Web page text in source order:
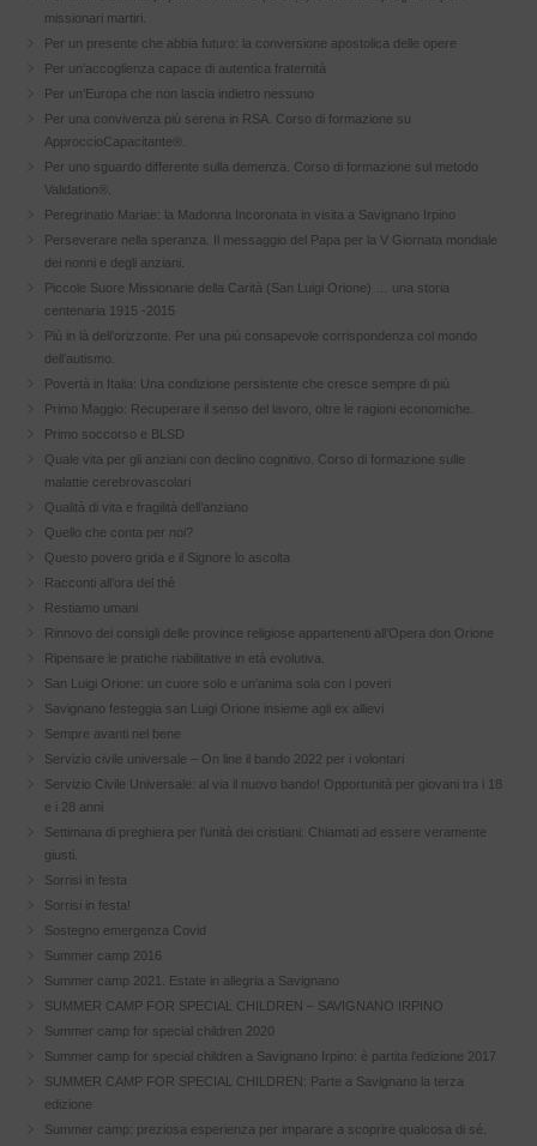
missionari martiri.
Per un presente che abbia futuro: la conversione apostolica delle opere
Per un’accoglienza capace di autentica fraternità
Per un’Europa che non lascia indietro nessuno
Per una convivenza più serena in RSA. Corso di formazione su
ApproccioCapacitante®.
Per uno sguardo differente sulla demenza. Corso di formazione sul metodo
Validation®.
Peregrinatio Mariae: la Madonna Incoronata in visita a Savignano Irpino
Perseverare nella speranza. Il messaggio del Papa per la V Giornata mondiale
dei nonni e degli anziani.
Piccole Suore Missionarie della Carità (San Luigi Orione) … una storia
centenaria 1915 -2015
Più in là dell’orizzonte. Per una più consapevole corrispondenza col mondo
dell’autismo.
Povertà in Italia: Una condizione persistente che cresce sempre di più
Primo Maggio: Recuperare il senso del lavoro, oltre le ragioni economiche.
Primo soccorso e BLSD
Quale vita per gli anziani con declino cognitivo. Corso di formazione sulle
malattie cerebrovascolari
Qualità di vita e fragilità dell’anziano
Quello che conta per noi?
Questo povero grida e il Signore lo ascolta
Racconti all’ora del thè
Restiamo umani
Rinnovo dei consigli delle province religiose appartenenti all’Opera don Orione
Ripensare le pratiche riabilitative in età evolutiva.
San Luigi Orione: un cuore solo e un’anima sola con i poveri
Savignano festeggia san Luigi Orione insieme agli ex allievi
Sempre avanti nel bene
Servizio civile universale – On line il bando 2022 per i volontari
Servizio Civile Universale: al via il nuovo bando! Opportunità per giovani tra i 18
e i 28 anni
Settimana di preghiera per l’unità dei cristiani: Chiamati ad essere veramente
giusti.
Sorrisi in festa
Sorrisi in festa!
Sostegno emergenza Covid
Summer camp 2016
Summer camp 2021. Estate in allegria a Savignano
SUMMER CAMP FOR SPECIAL CHILDREN – SAVIGNANO IRPINO
Summer camp for special children 2020
Summer camp for special children a Savignano Irpino: è partita l’edizione 2017
SUMMER CAMP FOR SPECIAL CHILDREN: Parte a Savignano la terza
edizione
Summer camp: preziosa esperienza per imparare a scoprire qualcosa di sé.